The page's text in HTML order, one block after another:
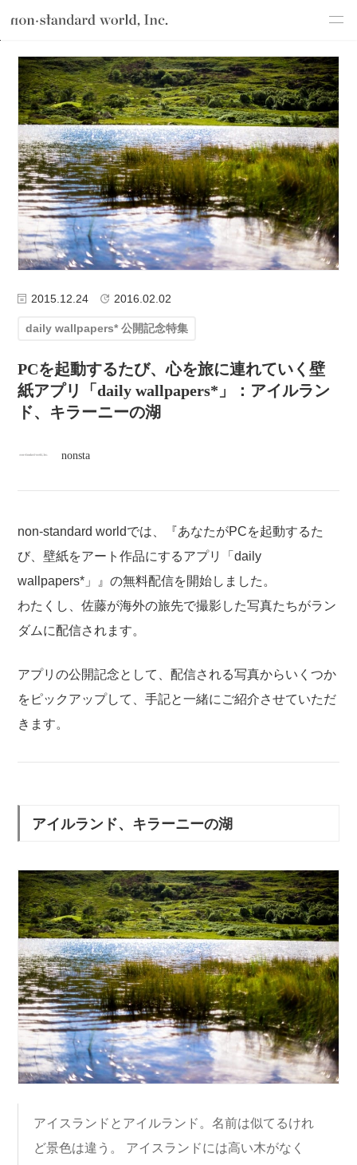
about
csr
service
works
flow
shop
blog
recruit
atelier
contact
TOP ブログ コラム daily wallpapers* 公開記念特集 PCを起
2015.12.24 2016.02.02
daily wallpapers* 公開記念特集
PCを起動するたび、心を旅に連れていく壁
紙アプリ「daily wallpapers*」：アイルラン
ド、キラーニーの湖
nonsta
non-standard worldでは、『あなたがPCを起動するた
び、壁紙をアート作品にするアプリ「daily
wallpapers*」』の無料配信を開始しました。
わたくし、佐藤が海外の旅先で撮影した写真たちがラン
ダムに配信されます。
アプリの公開記念として、配信される写真からいくつか
をピックアップして、手記と一緒にご紹介させていただ
きます。
アイルランド、キラーニーの湖
アイスランドとアイルランド。名前は似てるけれ
ど景色は違う。 アイスランドには高い木がなく